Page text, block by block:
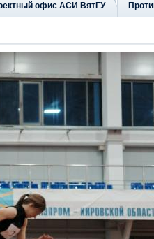
офис АСИ ВятГУ